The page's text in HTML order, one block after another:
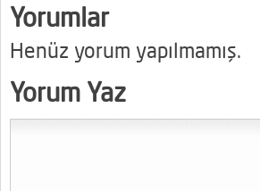
Yorumlar
Henüz yorum yapılmamış.
Yorum Yaz